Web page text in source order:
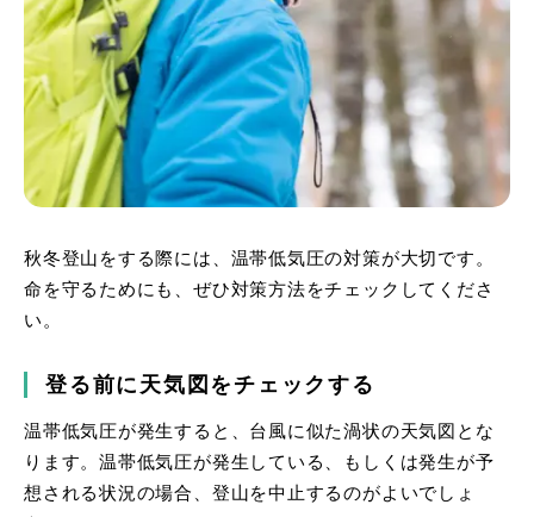
秋冬登山をする際には、温帯低気圧の対策が大切です。
命を守るためにも、ぜひ対策方法をチェックしてくださ
い。
登る前に天気図をチェックする
温帯低気圧が発生すると、台風に似た渦状の天気図とな
ります。温帯低気圧が発生している、もしくは発生が予
想される状況の場合、登山を中止するのがよいでしょ